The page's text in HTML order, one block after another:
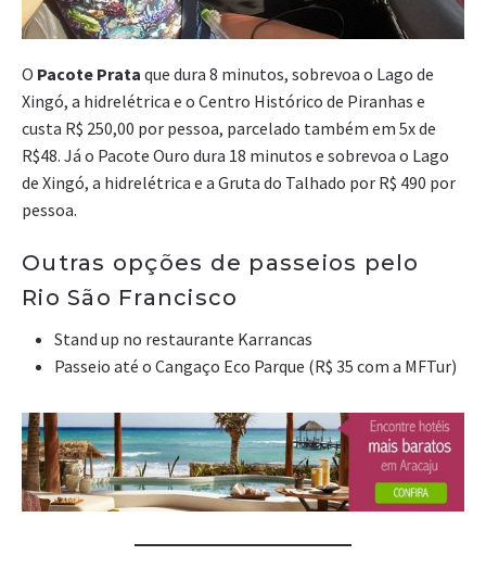
O Pacote Prata que dura 8 minutos, sobrevoa o Lago de
Xingó, a hidrelétrica e o Centro Histórico de Piranhas e
custa R$ 250,00 por pessoa, parcelado também em 5x de
R$48. Já o Pacote Ouro dura 18 minutos e sobrevoa o Lago
de Xingó, a hidrelétrica e a Gruta do Talhado por R$ 490 por
pessoa.
Outras opções de passeios pelo
Rio São Francisco
Stand up no restaurante Karrancas
Passeio até o Cangaço Eco Parque (R$ 35 com a MFTur)